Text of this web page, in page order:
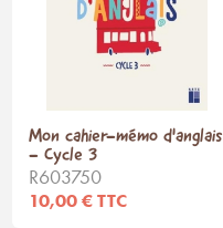
Mon cahier-mémo d'anglais
- Cycle 3
R603750
10,00 € TTC